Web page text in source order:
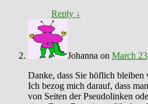
Reply ↓
Johanna on March
Danke, dass Sie höflich
Ich bezog mich darauf, dass
von Seiten der Pseudolinken